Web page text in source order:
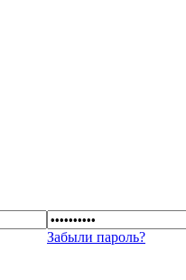
Забыли пароль?